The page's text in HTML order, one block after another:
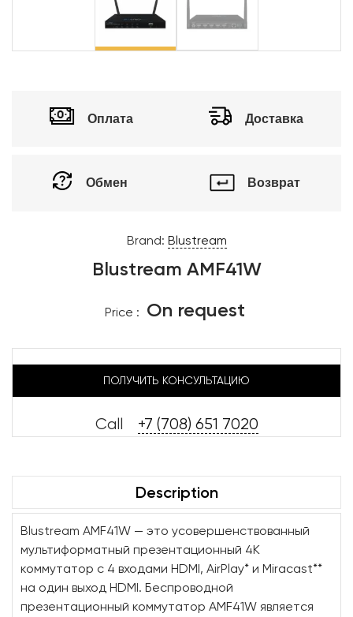
Оплата Доставка
Обмен Возврат
Brand: Blustream
Blustream AMF41W
Price : On request
ПОЛУЧИТЬ КОНСУЛЬТАЦИЮ
Call +7 (708) 651 7020
Description
Blustream AMF41W — это усовершенствованный
мультиформатный презентационный 4K
коммутатор с 4 входами HDMI, AirPlay* и Miracast**
на один выход HDMI. Беспроводной
презентационный коммутатор AMF41W является